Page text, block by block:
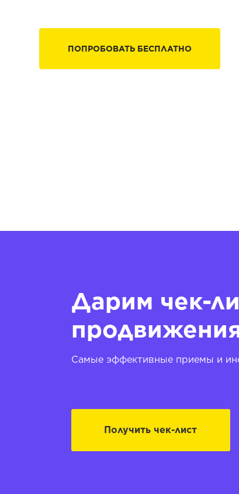
ПОПРОБОВАТЬ БЕСПЛАТНО
Дарим чек-
Самые эффективные приемы и
Получить чек-лист